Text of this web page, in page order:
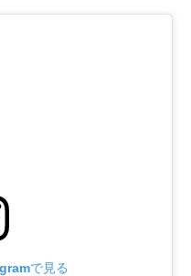
で見る